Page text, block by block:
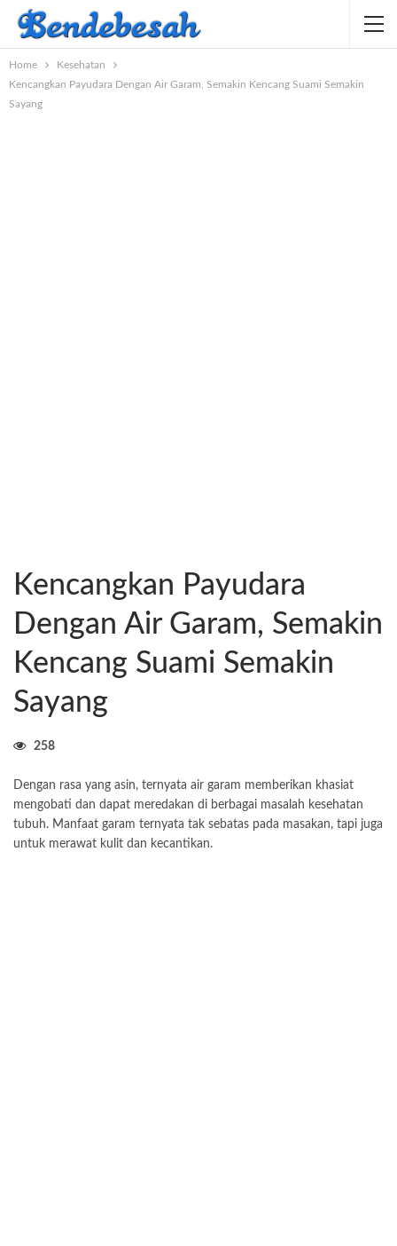
Home
Kesehatan
Kencangkan Payudara Dengan Air Garam, Semakin Kencang Suami Semakin
Sayang
Kencangkan Payudara
Dengan Air Garam, Semakin
Kencang Suami Semakin
Sayang
258
Dengan rasa yang asin, ternyata air garam memberikan khasiat
mengobati dan dapat meredakan di berbagai masalah kesehatan
tubuh. Manfaat garam ternyata tak sebatas pada masakan, tapi juga
untuk merawat kulit dan kecantikan.